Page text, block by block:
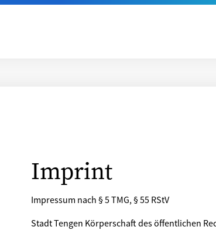
Imprint
Impressum nach § 5 TMG, § 55 RStV
Stadt Tengen Körperschaft des öffentlichen